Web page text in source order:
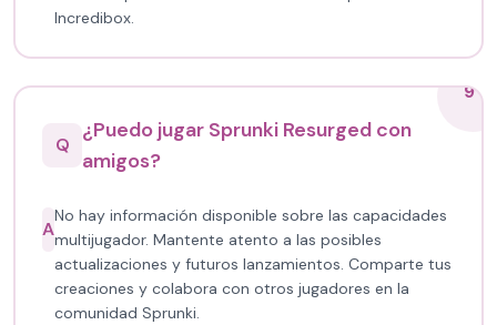
Incredibox.
9
Q
¿Puedo jugar Sprunki Resurged con
amigos?
A
No hay información disponible sobre las capacidades
multijugador. Mantente atento a las posibles
actualizaciones y futuros lanzamientos. Comparte tus
creaciones y colabora con otros jugadores en la
comunidad Sprunki.